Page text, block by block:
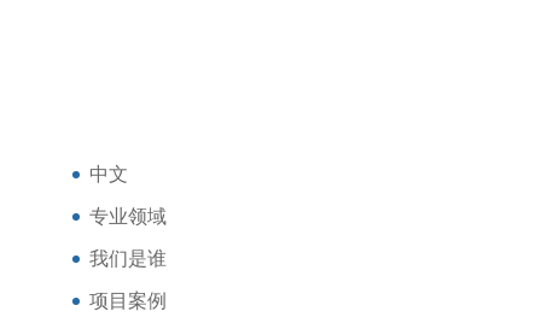
中文
专业领域
我们是谁
项目案例